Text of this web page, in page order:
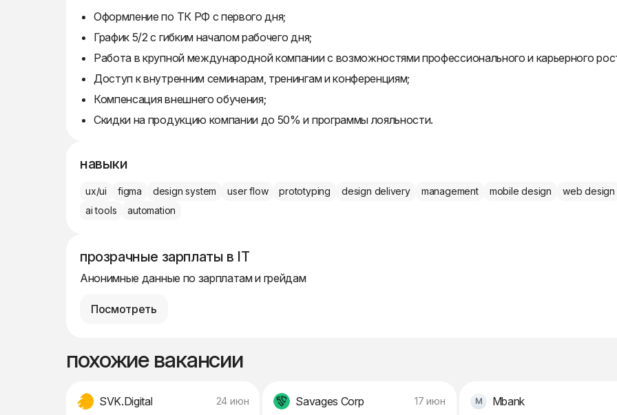
Оформление по ТК РФ с первого дня;
График 5/2 с гибким началом рабочего дня;
Работа в крупной международной компании с возможностями профессионального и карьерного
Доступ к внутренним семинарам, тренингам и конференциям;
Компенсация внешнего обучения;
Скидки на продукцию компании до 50% и программы лояльности.
навыки
ux/ui figma design system user flow prototyping design delivery management mobile design
web design
ai tools
automation
прозрачные зарплаты в IT
Анонимные данные по зарплатам и грейдам
Посмотреть
похожие вакансии
SVK.Digital 24 июн Savages Corp 17 июн Mbank